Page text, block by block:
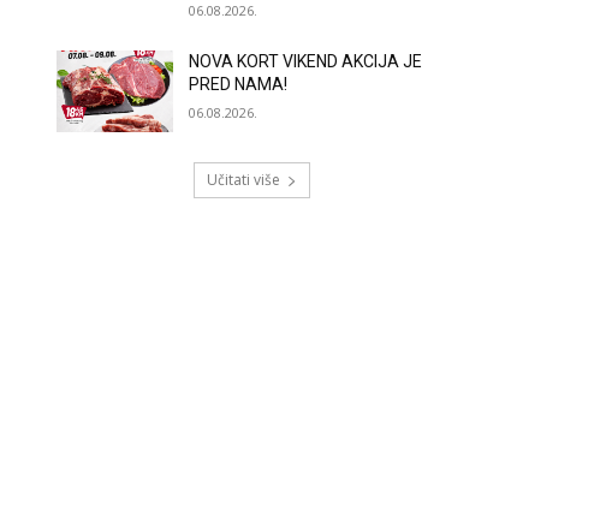
06.08.2026.
NOVA KORT VIKEND AKCIJA JE
PRED NAMA!
06.08.2026.
Učitati više